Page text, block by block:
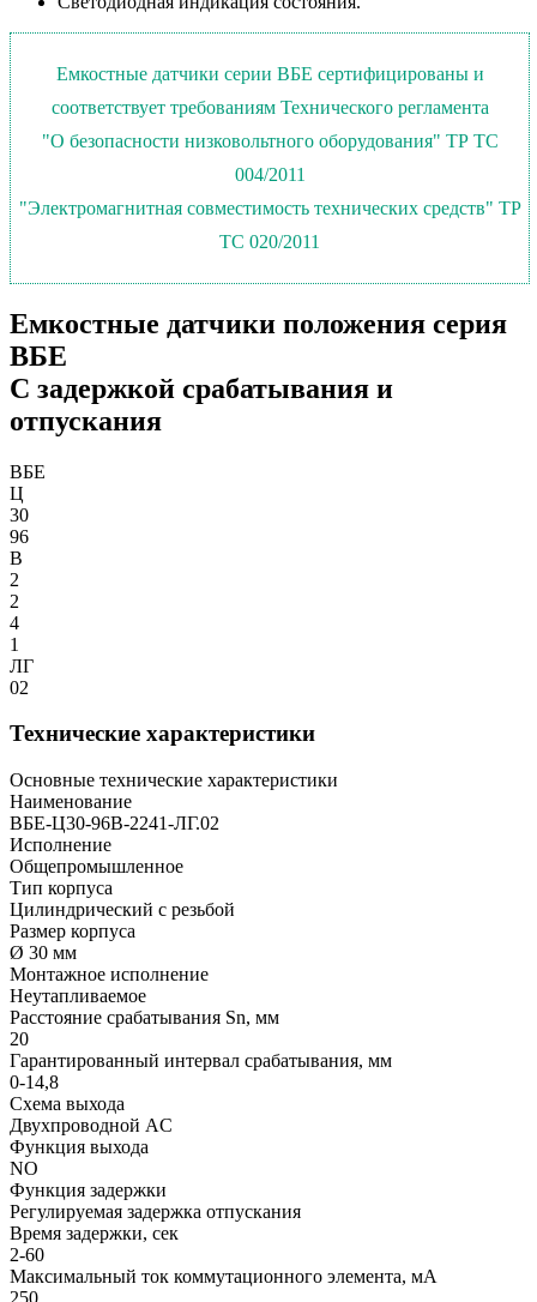
Емкостные датчики серии ВБЕ сертифицированы и
соответствует требованиям Технического регламента
"О безопасности низковольтного оборудования" ТР ТС
004/2011
"Электромагнитная совместимость технических средств" ТР
ТС 020/2011
Емкостные датчики положения серия
ВБЕ
С задержкой срабатывания и
отпускания
ВБЕ
Ц
30
96
В
2
2
4
1
ЛГ
02
Технические характеристики
Основные технические характеристики
Наименование
ВБЕ-Ц30-96В-2241-ЛГ.02
Исполнение
Общепромышленное
Тип корпуса
Цилиндрический с резьбой
Размер корпуса
Ø 30 мм
Монтажное исполнение
Неутапливаемое
Расстояние срабатывания Sn, мм
20
Гарантированный интервал срабатывания, мм
0-14,8
Схема выхода
Двухпроводной AC
Функция выхода
NO
Функция задержки
Регулируемая задержка отпускания
Время задержки, сек
2-60
Максимальный ток коммутационного элемента, мА